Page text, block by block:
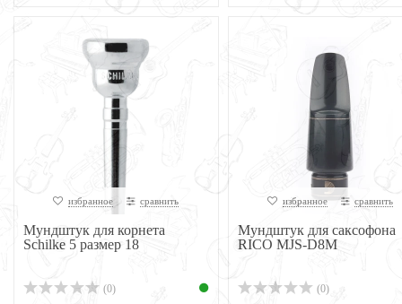
избранное сравнить
Мундштук для корнета
Schilke 5 размер 18
(0)
избранное сравнить
Мундштук для саксофона
RICO MJS-D8M
(0)